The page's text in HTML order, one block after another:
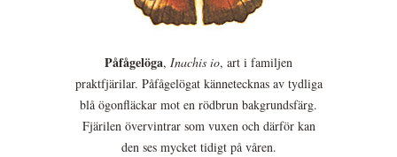
Påfågelöga, Inachis io, art i familjen
praktfjärilar. Påfågelögat kännetecknas av tydliga
blå ögonfläckar mot en rödbrun bakgrundsfärg.
Fjärilen övervintrar som vuxen och därför kan
den ses mycket tidigt på våren.